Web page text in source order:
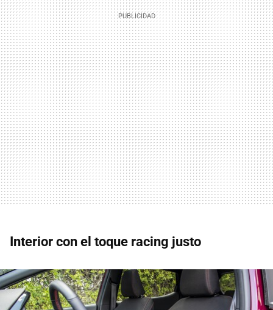
Interior con el toque racing justo